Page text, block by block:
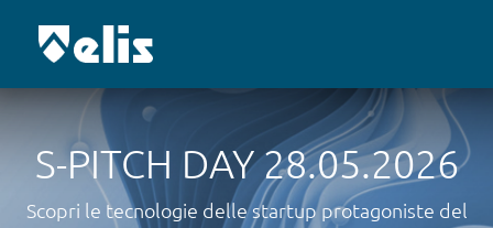
S-PITCH DAY 28.05.2026
Scopri le tecnologie delle startup protagoniste del